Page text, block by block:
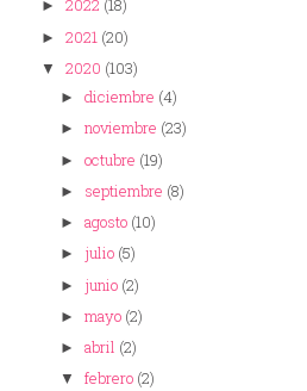
► 2022 (18)
► 2021 (20)
▼ 2020 (103)
► diciembre (4)
► noviembre (23)
► octubre (19)
► septiembre (8)
► agosto (10)
► julio (5)
► junio (2)
► mayo (2)
► abril (2)
▼ febrero (2)